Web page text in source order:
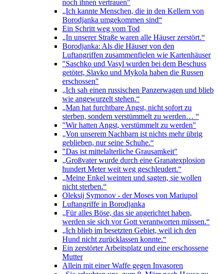
noch ihnen vertrauen"
„Ich kannte Menschen, die in den Kellern von
Borodjanka umgekommen sind“
Ein Schritt weg vom Tod
„In unserer Straße waren alle Häuser zerstört.“
Borodjanka: Als die Häuser von den
Luftangriffen zusammenfielen wie Kartenhäuser
"Saschko und Vasyl wurden bei dem Beschuss
getötet, Slavko und Mykola haben die Russen
erschossen"
„Ich sah einen russischen Panzerwagen und blieb
wie angewurzelt stehen.“
„Man hat furchtbare Angst, nicht sofort zu
sterben, sondern verstümmelt zu werden… “
"Wir hatten Angst, verstümmelt zu werden"
„Von unserem Nachbarn ist nichts mehr übrig
geblieben, nur seine Schuhe.“
"Das ist mittelalterliche Grausamkeit"
„Großvater wurde durch eine Granatexplosion
hundert Meter weit weg geschleudert.“
„Meine Enkel weinten und sagten, sie wollen
nicht sterben.“
Oleksij Symonov - der Moses von Mariupol
Luftangriffe in Borodjanka
„Für alles Böse, das sie angerichtet haben,
werden sie sich vor Gott verantworten müssen.“
„Ich blieb im besetzten Gebiet, weil ich den
Hund nicht zurücklassen konnte.“
Ein zerstörter Arbeitsplatz und eine erschossene
Mutter
Allein mit einer Waffe gegen Invasoren